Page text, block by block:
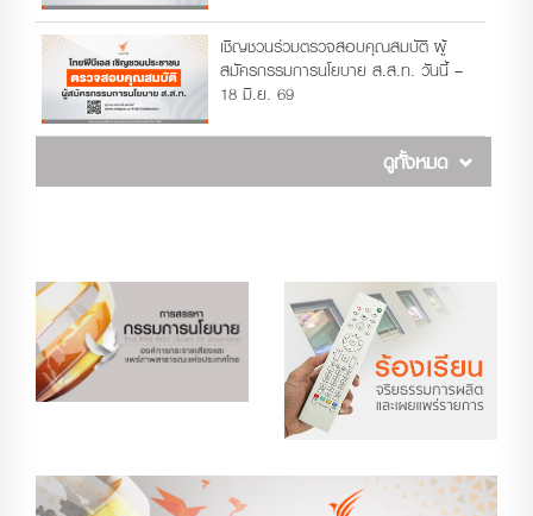
เชิญชวนร่วมตรวจสอบคุณสมบัติ ผู้
สมัครกรรมการนโยบาย ส.ส.ท. วันนี้ –
18 มิ.ย. 69
ดูทั้งหมด